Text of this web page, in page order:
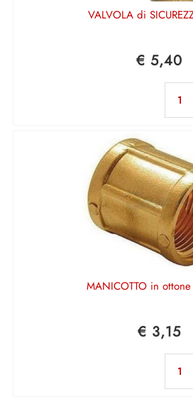
VALVOLA di
€ 5,40
MANICOTTO in
€ 3,15